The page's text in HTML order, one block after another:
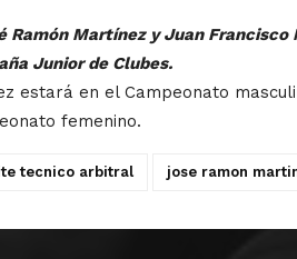
Ramón Martínez y Juan
Junior de Clubes.
estará en el Campeonato
femenino.
tecnico arbitral jose ramon